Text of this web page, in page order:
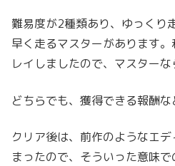
難易度が2種類あり、ゆっくり
早く走るマスターがあります
レイしましたので、マスター
どちらでも、獲得できる報酬な
クリア後は、前作のようなエ
まったので、そういった意味